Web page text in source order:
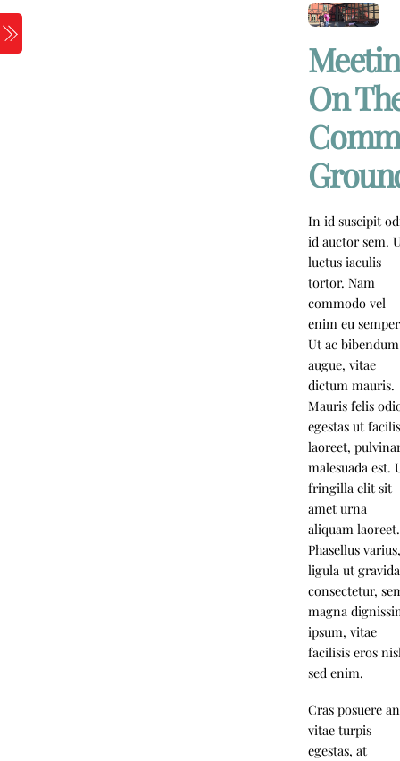
Skip
to
content
On
In id suscipit
id auctor sem.
luctus iaculis
tortor. Nam
commodo vel
enim eu
Ut ac bibendum
augue, vitae
dictum mauris.
Mauris felis
egestas ut
laoreet,
malesuada est.
fringilla elit sit
amet urna
aliquam laoreet.
Phasellus
ligula ut gravida
consectetur,
magna
ipsum, vitae
facilisis eros
sed enim.
Cras posuere
vitae turpis
egestas, at